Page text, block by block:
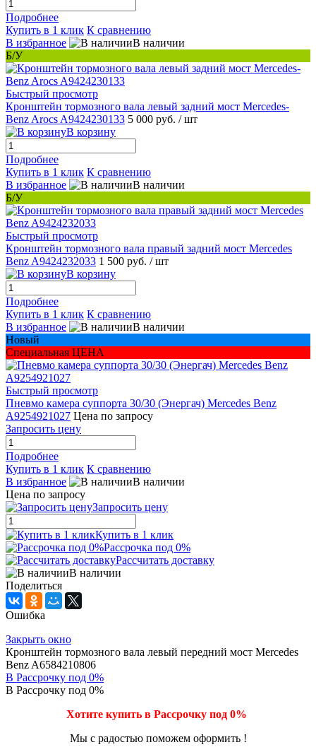
Подробнее
Купить в 1 клик К сравнению
В избранное
В наличии
Б/У
Быстрый просмотр
Кронштейн тормозного вала левый задний мост Mercedes-
Benz Arocs A9424230133 5 000 руб. / шт
В корзину
Подробнее
Купить в 1 клик К сравнению
В избранное
В наличии
Б/У
Быстрый просмотр
Кронштейн тормозного вала правый задний мост Mercedes
Benz A9424232033 1 500 руб. / шт
В корзину
Подробнее
Купить в 1 клик К сравнению
В избранное
В наличии
Новый
Специальная ЦЕНА
Быстрый просмотр
Пневмо камера суппорта 30/30 (Энергач) Mercedes Benz
A9254921027 Цена по запросу
Запросить цену
Подробнее
Купить в 1 клик К сравнению
В избранное
В наличии
Цена по запросу
Запросить цену
Купить в 1 клик
Рассрочка под 0%
Рассчитать доставку
В наличии
Поделиться
Ошибка
Закрыть окно
Кронштейн тормозного вала левый передний мост Mercedes
Benz A6584210806
В Рассрочку под 0%
В Рассрочку под 0%
Хотите купить в Рассрочку под 0%
Мы с радостью поможем оформить !